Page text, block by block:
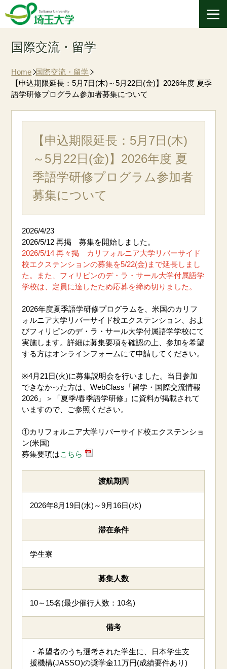
国際交流・留学
Home 国際交流・留学
【申込期限延長：5月7日(木)～5月22日(金)】2026年度 夏季
語学研修プログラム参加者募集について
【申込期限延長：5月7日(木)
～5月22日(金)】2026年度 夏
季語学研修プログラム参加者
募集について
2026/4/23
2026/5/12 再掲 募集を開始しました。
2026/5/14 再々掲 カリフォルニア大学リバーサイド
校エクステンションの募集を5/22(金)まで延長しまし
た。また、フィリピンのデ・ラ・サール大学付属語学
学校は、定員に達したため応募を締め切りました。
2026年度夏季語学研修プログラム を、米国のカリフ
ォルニア大学リバーサイド校エクステンション 、およ
びフィリピンのデ・ラ・サール大学付属語学学校にて
実施します。詳細は募集要項を確認の上、参加を希望
する方はオンラインフォームにて申請してください。
※4月21日(火)に募集説明会を行いました。当日参加
できなかった方は、WebClass「留学・国際交流情報
2026 」＞「夏季/春季語学研修」に資料が掲載されて
いますので、ご参照ください。
①カリフォルニア大学リバーサイド校エクステンショ
ン(米国)
募集要項はこちら
渡航期間
2026年8月19日(水)～9月16日(水)
滞在条件
学生寮
募集人数
10～15名(最少催行人数：10名)
備考
・希望者のうち選考された学生に、日本学生支
援機構(JASSO)の奨学金11万円(成績要件あり)